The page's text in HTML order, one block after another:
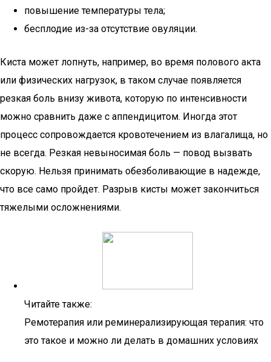
повышение температуры тела;
бесплодие из-за отсутствие овуляции.
Киста может лопнуть, например, во время полового акта
или физических нагрузок, в таком случае появляется
резкая боль внизу живота, которую по интенсивности
можно сравнить даже с аппендицитом. Иногда этот
процесс сопровождается кровотечением из влагалища, но
не всегда. Резкая невыносимая боль — повод вызвать
скорую. Нельзя принимать обезболивающие в надежде,
что все само пройдет. Разрыв кисты может закончиться
тяжелыми осложнениями.
Читайте также:
Ремотерапия или реминерализирующая терапия: что
это такое и можно ли делать в домашних условиях